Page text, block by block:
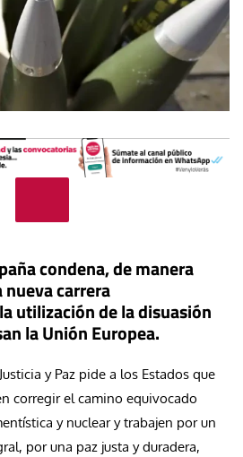
condena, de manera
nueva carrera
utilización de la disuasión
la Unión Europea.
y Paz pide a los Estados que
corregir el camino equivocado
y nuclear y trabajen por un
por una paz justa y duradera,